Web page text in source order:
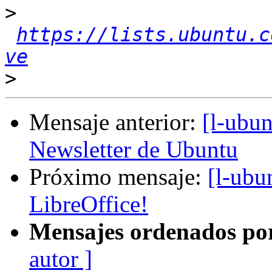
>
https://
ve
>
Mensaje anterior: [l-
Newsletter de Ubuntu
Próximo mensaje: [l-
LibreOffice!
Mensajes ordenados
autor ]